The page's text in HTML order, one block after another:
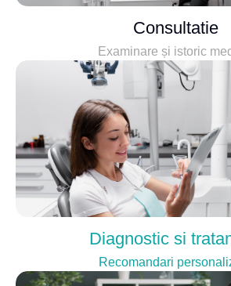
Consultatie
Examinare și istoric
Diagnostic si
Recomandari